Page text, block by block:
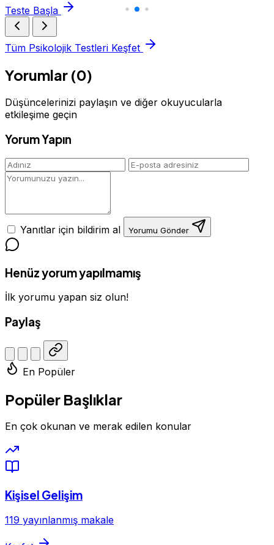
Teste Başla
Tüm Psikolojik Testleri Keşfet
Yorumlar (0)
Düşüncelerinizi paylaşın ve diğer okuyucularla
etkileşime geçin
Yorum Yapın
Yanıtlar için bildirim al Yorumu Gönder
Henüz yorum yapılmamış
İlk yorumu yapan siz olun!
Paylaş
En Popüler
Popüler Başlıklar
En çok okunan ve merak edilen konular
Kişisel Gelişim
119 yayınlanmış makale